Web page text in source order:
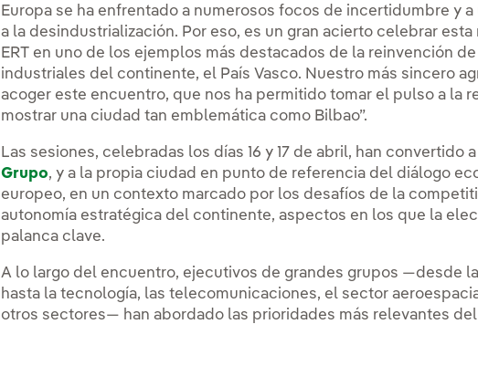
Europa se ha enfrentado a numerosos focos de incertidumbre y
a la desindustrialización. Por eso, es un gran acierto celebrar
ERT en uno de los ejemplos más destacados de la reinvención
industriales del continente, el País Vasco. Nuestro más sincero
acoger este encuentro, que nos ha permitido tomar el pulso a la
mostrar una ciudad tan emblemática como Bilbao”.
Las sesiones, celebradas los días 16 y 17 de abril, han convertido
Grupo, y a la propia ciudad en punto de referencia del diálogo
europeo, en un contexto marcado por los desafíos de la
autonomía estratégica del continente, aspectos en los que la
palanca clave.
A lo largo del encuentro, ejecutivos de grandes grupos —desde
hasta la tecnología, las telecomunicaciones, el sector
otros sectores— han abordado las prioridades más relevantes